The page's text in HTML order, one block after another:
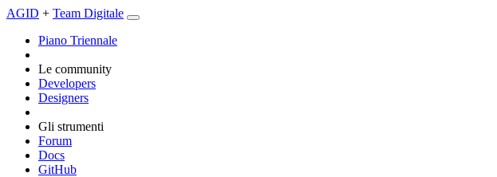
AGID + Team Digitale
Piano Triennale
Le community
Developers
Designers
Gli strumenti
Forum
Docs
GitHub